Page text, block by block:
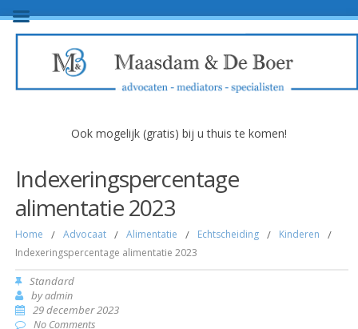
Ook mogelijk (gratis) bij u thuis te komen!
Indexeringspercentage
alimentatie 2023
Home / Advocaat / Alimentatie / Echtscheiding / Kinderen /
Indexeringspercentage alimentatie 2023
Standard
byadmin
29 december 2023
No Comments